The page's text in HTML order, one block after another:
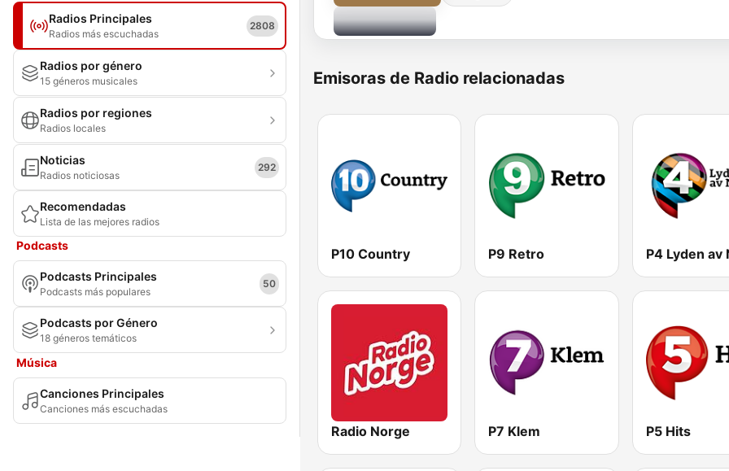
Radios Principales
Radios más escuchadas
2808
Radios por género
15 géneros musicales
Radios por regiones
Radios locales
Noticias
Radios noticiosas
292
Recomendadas
Lista de las mejores radios
Podcasts
Podcasts Principales
Podcasts más populares
50
Podcasts por Género
18 géneros temáticos
Música
Canciones Principales
Canciones más escuchadas
Emisoras de Radio relacionadas
P10 Country P9 Retro
Radio Norge P7 Klem P5 Hits